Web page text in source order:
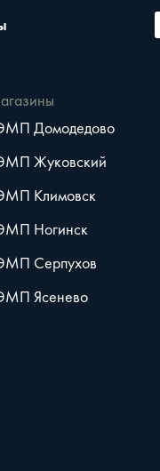
Домодедово
Жуковский
Климовск
Ногинск
Серпухов
Ясенево